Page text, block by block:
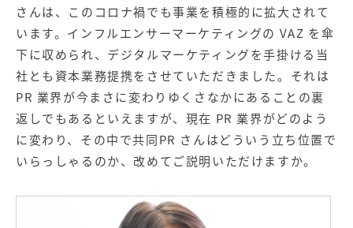
さんは、このコロナ禍でも事業を積極的に拡大されて
います。インフルエンサーマーケティングの VAZ を傘
下に収められ、デジタルマーケティングを手掛ける当
社とも資本業務提携をさせていただきました。それは
PR 業界が今まさに変わりゆくさなかにあることの裏
返しでもあるといえますが、現在 PR 業界がどのよう
に変わり、その中で共同PR さんはどういう立ち位置で
いらっしゃるのか、改めてご説明いただけますか。